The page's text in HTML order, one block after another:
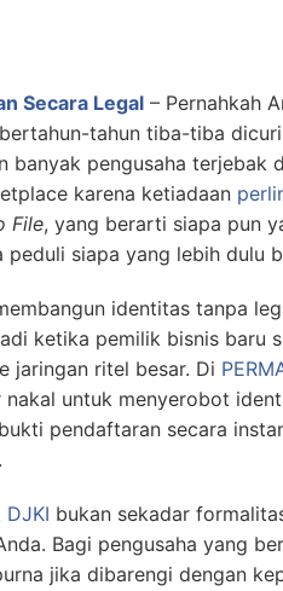
Secara Legal – Pernahkah
tahun tiba-tiba
banyak pengusaha terjebak
karena ketiadaan
File, yang berarti siapa pun
siapa yang lebih dulu
identitas tanpa
ketika pemilik bisnis baru
jaringan ritel besar. Di
untuk menyerobot
pendaftaran secara
bukan sekadar
Bagi pengusaha yang
jika dibarengi dengan